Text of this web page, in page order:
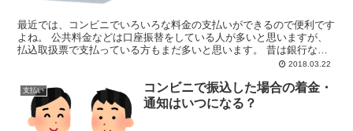
最近では、コンビニでいろいろな料金の支払いができるので便利です
よね。 公共料金などは口座振替をしている人が多いと思いますが、
払込取扱票で支払っている方もまだ多いと思います。 昔は銀行など
に行く必要がありましたが、最近ではコンビニで支払える...2018.03.22
支払い
コンビニで振込した場合の着金・
通知はいつになる？